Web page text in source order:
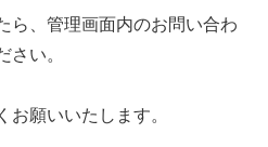
ら、管理画面内のお問い合わ
さい。
お願いいたします。